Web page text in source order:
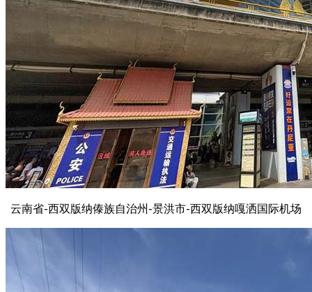
云南省-西双版纳傣族自治州-景洪市-西双版纳嘎洒国际机场